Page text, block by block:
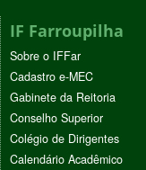
IF Farroupilha
Sobre o IFFar
Cadastro e-MEC
Gabinete da Reitoria
Conselho Superior
Colégio de Dirigentes
Calendário Acadêmico